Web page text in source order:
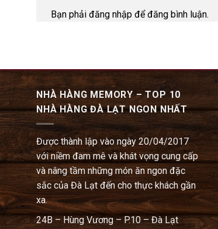
Bạn phải đăng nhập để đăng bình luận.
NHÀ HÀNG MEMORY – TOP 10
NHÀ HÀNG ĐÀ LẠT NGON NHẤT
Được thành lập vào ngày 20/04/2017
với niềm đam mê và khát vọng cung cấp
và nâng tầm những món ăn ngon đặc
sắc của Đà Lạt đến cho thực khách gần
xa.
24B – Hùng Vương – P.10 – Đà Lạt